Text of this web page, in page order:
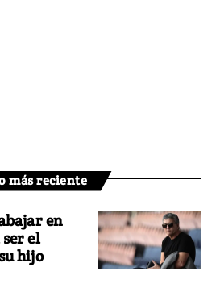
más reciente
en
el
hijo